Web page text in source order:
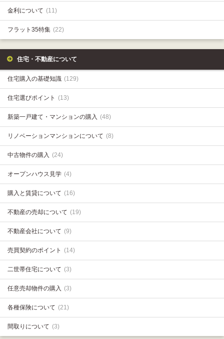
金利について (11)
フラット35特集 (22)
住宅・不動産について
住宅購入の基礎知識 (129)
住宅選びポイント (13)
新築一戸建て・マンションの購入 (48)
リノベーションマンションについて (8)
中古物件の購入 (24)
オープンハウス見学 (4)
購入と賃貸について (16)
不動産の売却について (19)
不動産会社について (9)
売買契約のポイント (14)
二世帯住宅について (3)
任意売却物件の購入 (3)
各種保険について (21)
間取りについて (3)